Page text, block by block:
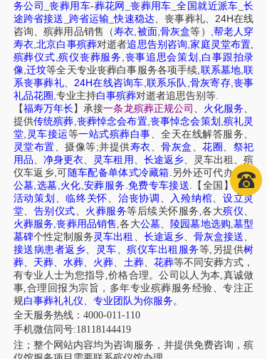
务公司
_丧葬用车-葬花网 丧葬用车 全国就近派车 长
途跨省接送 跨省运输 _快速稳达、丧事葬礼、 24H在线
咨询、殡葬用品销售 （寿衣 被面, 骨灰盒等）
帮老人穿
寿衣 ,北京白事殡葬对逝者追思告别咨询 ,家庭灵堂布置
殡葬仪式 殡仪丧葬服务 丧事追思会策划 白事跟拍录
像 迁坟等全天专业丧葬白事服务各项手续 联系墓地 ,联
系丧事葬礼、24H在线咨询车 联系乐队 骨灰寄存, 丧事
礼品花圈 专业主持白事殡葬对逝者追思告别等.
【福寿万年长 】承接一条龙殡葬正规公司 、 火化服务、
提供传统殡葬 丧葬悼念会布置, 丧事悼念会策划 殡礼灵
堂 灵车接运等一站式殡葬白事、全天在线解答服务、
灵堂布置、摄像等;并提供寿衣、骨灰盒 、花圈 、 祭祀
用品、 净身更衣、 灵车租用 、 长途返乡、 灵车出租 、殡
仪车返乡 可 随车配备单体式冷藏箱 另外还可代办各区
公墓 选墓 火化 安葬服务 免费专车接送 【全国】 白事
活动策划 、临终关怀、 治丧协调 、 入殓纳棺、 设立灵
堂、 告别仪式、 火葬服务等后续关怀服务,各大殡仪、
火葬服务,丧葬用品销售,各大公墓、 陵园墓地选购,墓型
墓碑个性定制服务 灵车出租 、 长途返乡、 骨灰盒接送、
接送病患者返乡、 灵车、殡仪车出租服务等,另提供树
葬、 天葬、水葬、 火葬、 土葬、 花葬等不同安葬方式，
有专业人士为您指导,价格合理。公司以人为本,真诚做
事,合理回报为宗旨，多年专业殡葬服务经验、专注正
规白事葬礼礼仪、 专业团队为你服务。
全天服务热线：4000-011-110
手机微信同号:18118144419
注；整个网站内容均为咨询服务，并提供免费咨询，殡